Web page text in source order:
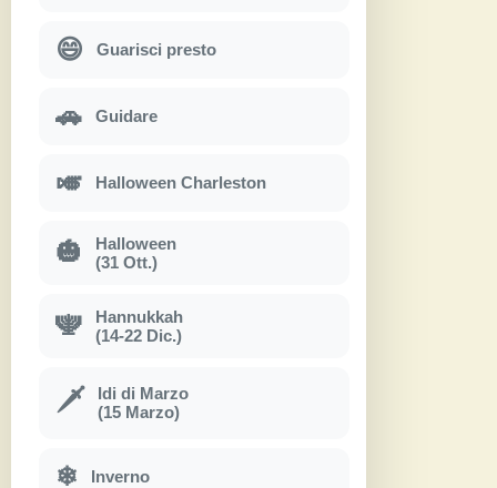
😄 Guarisci presto
🚗 Guidare
🎺 Halloween Charleston
🎃
Halloween
(31 Ott.)
🕎
Hannukkah
(14-22 Dic.)
🗡
Idi di Marzo
(15 Marzo)
❄ Inverno